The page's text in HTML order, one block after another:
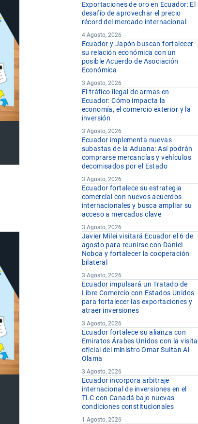
Exportaciones de oro en Ecuador: El
desafío de aprovechar el precio
récord del mercado internacional
4 Agosto, 2026
Ecuador y Japón buscan fortalecer
su relación económica con un
posible Acuerdo de Asociación
Económica
3 Agosto, 2026
El tráfico ilegal de armas en
Ecuador: Cómo impacta la
economía, el comercio exterior y la
inversión
3 Agosto, 2026
Ecuador implementa nuevas
subastas de la Aduana: Así podrán
comprarse mercancías y vehículos
decomisados por el Estado
3 Agosto, 2026
Ecuador fortalece su estrategia
comercial con nuevos acuerdos
internacionales y busca ampliar su
acceso a mercados clave
3 Agosto, 2026
Javier Milei visitará Ecuador el 6 de
agosto para reunirse con Daniel
Noboa y fortalecer la cooperación
bilateral
3 Agosto, 2026
Ecuador impulsará un Tratado de
Libre Comercio con Estados Unidos
para fortalecer las exportaciones y
atraer inversiones
3 Agosto, 2026
Ecuador fortalece su alianza con
Emiratos Árabes Unidos con la visita
oficial del ministro Omar Sultan Al
Olama
3 Agosto, 2026
Ecuador incorpora arbitraje
internacional de inversiones en el
TLC con Canadá bajo nuevas
condiciones constitucionales
1 Agosto, 2026